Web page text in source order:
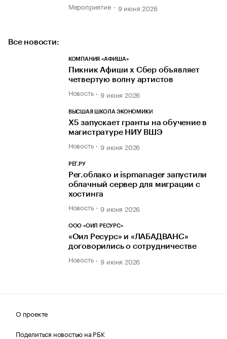
Мероприятие 9 июня 2026
Все новости:
КОМПАНИЯ «АФИША»
Пикник Афиши х Сбер объявляет
четвертую волну артистов
Новость 9 июня 2026
ВЫСШАЯ ШКОЛА ЭКОНОМИКИ
Х5 запускает гранты на обучение в
магистратуре НИУ ВШЭ
Новость 9 июня 2026
РЕГ.РУ
Рег.облако и ispmanager запустили
облачный сервер для миграции с
хостинга
Новость 9 июня 2026
ООО «ОИЛ РЕСУРС»
«Оил Ресурс» и «ЛАБАДВАНС»
договорились о сотрудничестве
Новость 9 июня 2026
О проекте
Поделиться новостью на РБК